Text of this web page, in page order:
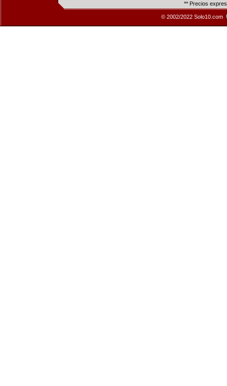
** Precios
© 2002/2022 Solo10.com